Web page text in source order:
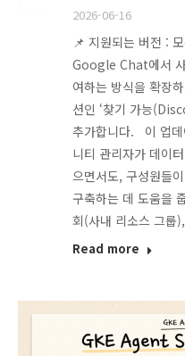
2026-06-16
📌 지원되는 버전 :
Google Chat에서
여하는 방식을 확장
션인 ‘찾기 가능
추가합니다. 이 업데
니티 관리자가 데이
으면서도, 구성원들
구축하는 데 도움을
회(사내 리소스 그
Read more